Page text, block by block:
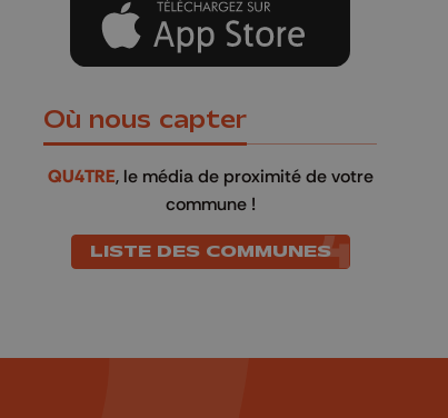
Où nous capter
QU4TRE, le média de proximité de votre
commune !
LISTE DES COMMUNES